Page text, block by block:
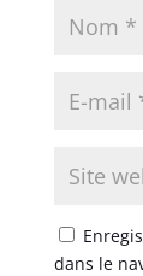
dans le